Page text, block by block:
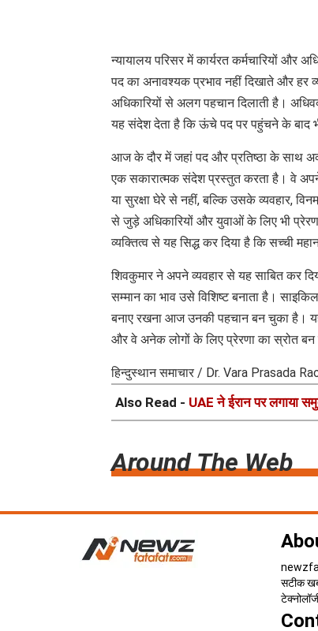
न्यायालय परिसर में कार्यरत कर्मचारियों और
पद का अनावश्यक प्रभाव नहीं दिखाते और
अधिकारियों से अलग पहचान दिलाती है।
यह संदेश देता है कि ऊंचे पद पर पहुंचने के बाद
आज के दौर में जहां पद और प्रतिष्ठा के साथ
एक सकारात्मक संदेश प्रस्तुत करता है। वे
या सुरक्षा घेरे से नहीं, बल्कि उसके व्यवहार,
से जुड़े अधिकारियों और युवाओं के लिए भी
व्यक्तित्व से यह सिद्ध कर दिया है कि सच्ची
शिवकुमार ने अपने व्यवहार से यह साबित कर
सम्मान का भाव उसे विशिष्ट बनाता है।
बनाए रखना आज उनकी पहचान बन चुका है।
और वे अनेक लोगों के लिए प्रेरणा का स्रोत
हिन्दुस्थान समाचार / Dr. Vara Prasada
Also Read - UAE ने ईरान पर लगाया
Around The Web
सटीक